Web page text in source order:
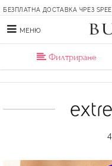
БЕЗПЛАТНА ДОСТАВКА ЧРЕЗ
МЕНЮ
Филтриране
4